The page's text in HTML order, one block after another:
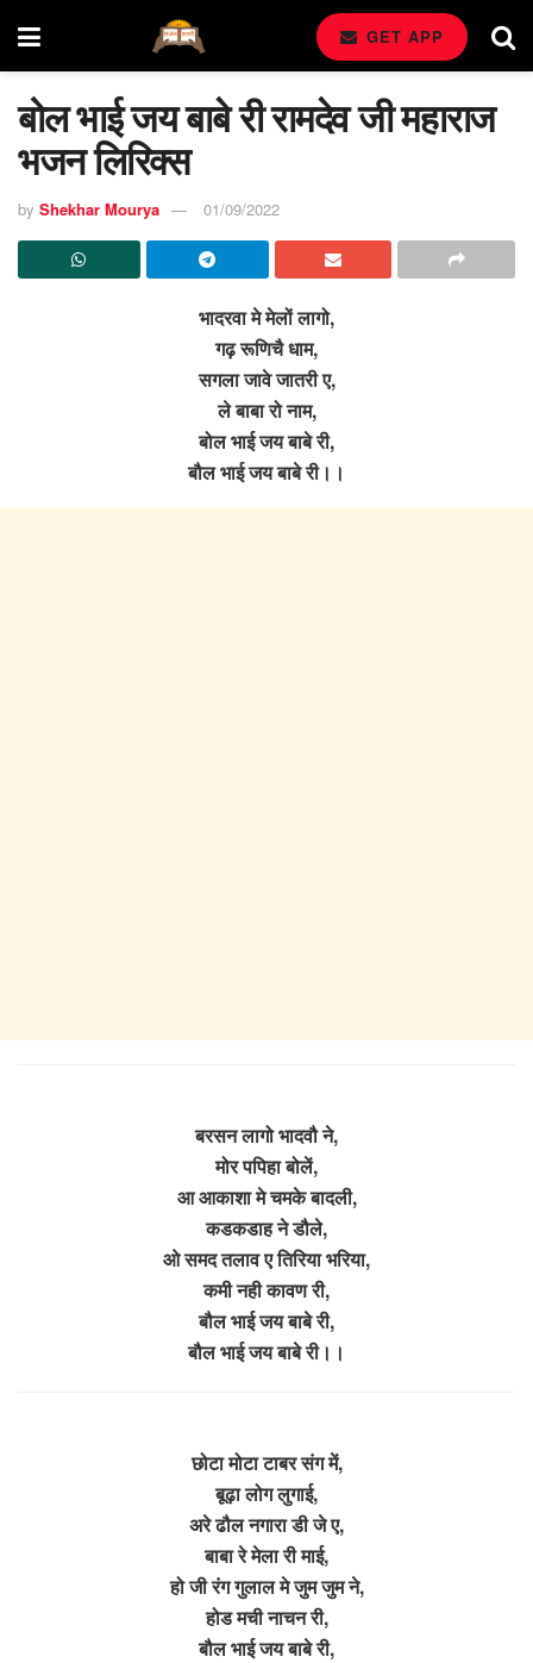
GET APP
बोल भाई जय बाबे री रामदेव जी महाराज
भजन लिरिक्स
by Shekhar Mourya 01/09/2022
भादरवा मे मेलों लागो,
गढ़ रूणिचै धाम,
सगला जावे जातरी ए,
ले बाबा रो नाम,
बोल भाई जय बाबे री,
बौल भाई जय बाबे री।।
बरसन लागो भादवौ ने,
मोर पपिहा बोलें,
आ आकाशा मे चमके बादली,
कडकडाह ने डौले,
ओ समद तलाव ए तिरिया भरिया,
कमी नही कावण री,
बौल भाई जय बाबे री,
बौल भाई जय बाबे री।।
छोटा मोटा टाबर संग में,
बूढ़ा लोग लुगाई,
अरे ढौल नगारा डी जे ए,
बाबा रे मेला री माई,
हो जी रंग गुलाल मे जुम जुम ने,
होड मची नाचन री,
बौल भाई जय बाबे री,